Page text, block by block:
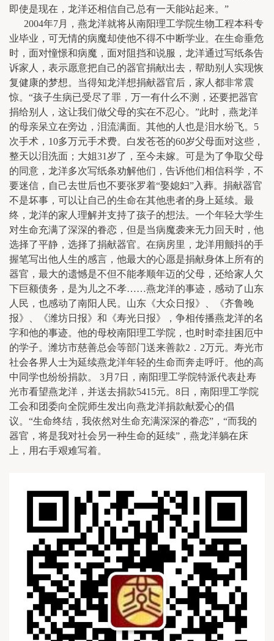
即使是现在，龙洋还相信自己总有一天能站起来。”
2004年7月，燕龙洋就将从南阳理工学院生物工程本科专
业毕业，可无情的病魔却使他不得不中断学业。在生命垂危
时，面对憧憬和病魔，面对阻挡和说服，龙洋通过写纸条告
诉家人，表示愿意把自己的器官捐献出去，帮助别人实现恢
复健康的梦想。当得知龙洋想捐献器官后，家人都非常震
惊。“孩子生病已受尽了罪，万一有什么不测，还要把器官
捐给别人，这让我们做父母的实在不忍心。”此时，燕龙洋
的母亲呆立在旁边，泪流满面。其他的人也是泪水纷飞。5
次手术，10多万元手术费。白发苍苍的60岁父母面对这些，
整天以泪洗面；大姐31岁了，至今未嫁。可是为了争取父母
的同意，龙洋多次写纸条劝解他们，告诉他们相信科学，不
要迷信，自己去世后也不要张罗着“娶媳妇”入葬。捐献器官
不是坏事，可以让自己的生命在其他患者的身上延续。最
终，龙洋的家人理解并支持了孩子的想法。一个年轻大学生
对生命充满了深深的眷恋，但是当病魔袭来无力回天时，他
选择了平静，选择了捐献器官。在病房里，龙洋用颤抖的手
握笔写出他人生的感言，他最大的心愿是捐献身体上所有的
器官，最大的遗憾是不但不能孝顺年迈的父母，还给家人欠
下巨额债务，是为儿之不孝……燕龙洋的事迹，感动了山东
人民，也感动了南阳人民。山东《大众日报》、《齐鲁晚
报》、《潍坊日报》和《寿光日报》，争相传播燕龙洋的名
字和他的事迹。他的母校南阳理工学院，也时时牵挂困厄中
的学子。潍坊市慈善总会等部门送来善款2．2万元。寿光市
社会各界人士为延续燕龙洋年轻的生命而奔走呼吁。他的高
中同学也纷纷捐款。 3月7日，南阳理工学院特派代表赴寿
光市看望燕龙洋，并送去捐款5415元。8日，南阳理工学院
工会和团委向全院师生发出向燕龙洋捐款献爱心的倡
议。“生命终结，我依然对生命充满深深的眷恋”，“而我的
器官，将是我对社会另一种生命的延续”，燕龙洋躺在床
上，用右手艰难写着。